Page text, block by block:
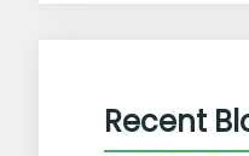
Recent